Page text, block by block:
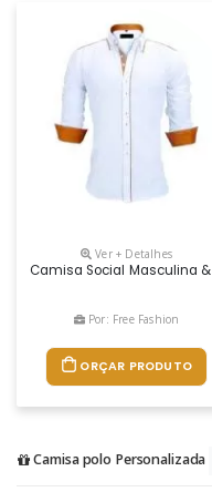
Ver + Detalhes
Camisa Social Masculina &
Por: Free Fashion
ORÇAR PRODUTO
Camisa polo Personalizada